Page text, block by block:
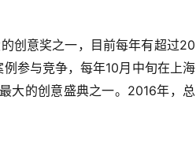
创意奖之一，目前每年有超过20
参与竞争，每年10月中旬在上海
大的创意盛典之一。2016年，总